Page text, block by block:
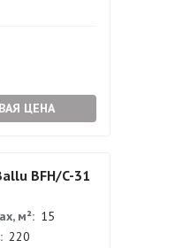
ЦЕНА
BFH/C-31
м²: 15
220